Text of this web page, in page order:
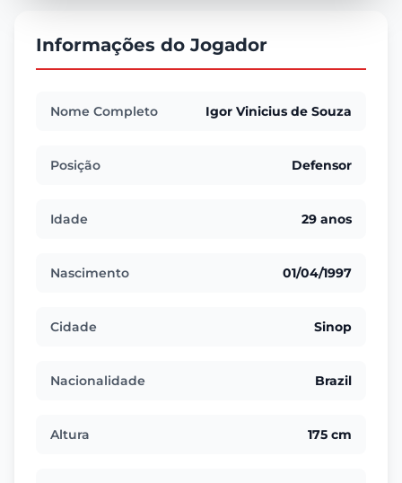
Informações do Jogador
Nome Completo Igor Vinicius de Souza
Posição Defensor
Idade 29 anos
Nascimento 01/04/1997
Cidade Sinop
Nacionalidade Brazil
Altura 175 cm